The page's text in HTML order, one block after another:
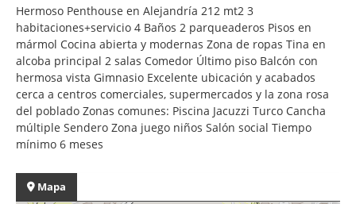
Hermoso Penthouse en Alejandría 212 mt2 3
habitaciones+servicio 4 Baños 2 parqueaderos Pisos en
mármol Cocina abierta y modernas Zona de ropas Tina en
alcoba principal 2 salas Comedor Último piso Balcón con
hermosa vista Gimnasio Excelente ubicación y acabados
cerca a centros comerciales, supermercados y la zona rosa
del poblado Zonas comunes: Piscina Jacuzzi Turco Cancha
múltiple Sendero Zona juego niños Salón social Tiempo
mínimo 6 meses
Mapa